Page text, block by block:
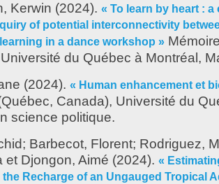
Kerwin (2024). « To learn by heart :
of potential interconnectivity
in a dance workshop »
du Québec à Montréal,
(2024). « Human enhancement et
Canada), Université du
science politique.
; Barbecot, Florent; Rodriguez,
et Djongon, Aimé (2024). «
the Recharge of an Ungauged Tropical